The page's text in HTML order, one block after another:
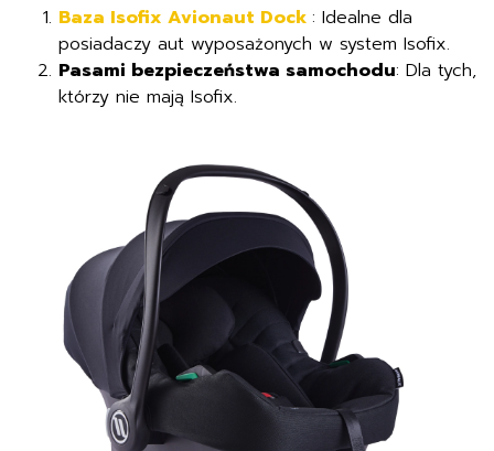
Baza Isofix Avionaut Dock : Idealne dla
posiadaczy aut wyposażonych w system Isofix.
Pasami bezpieczeństwa samochodu: Dla tych,
którzy nie mają Isofix.